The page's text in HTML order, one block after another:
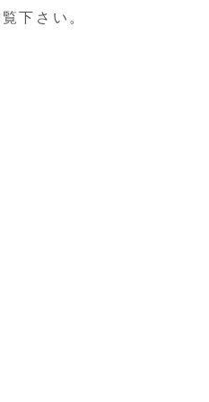
下さい。